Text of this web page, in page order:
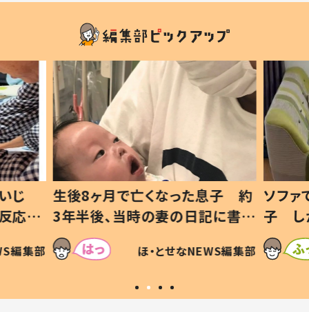
約
書い
編集部
ソファでおにぎりを食べる1歳息
子 しかしよく見ると…母「！？」
すべてを察した母の投稿に「可愛
いから許す！」「現行犯〜」
ほ・とせなNEWS編集部
小1か
ッド
作り
#令和
SNSで